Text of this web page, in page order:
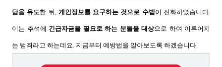
담을 유도한 뒤, 개인정보를 요구하는 것으로 수법 이 진화하였습니다.
이는 추석에 긴급자금을 필요로 하는 분들을 대상으로 하여 이루어지
는 범죄라고 하는데요. 지금부터 예방법을 알아보도록 하겠습니다.